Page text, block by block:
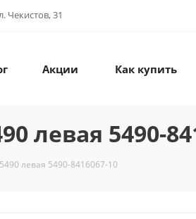
Чекистов, 31
Акции Как купить
левая 5490-
левая 5490-8416067-10